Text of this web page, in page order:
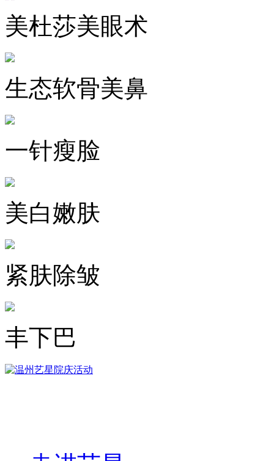
美杜莎美眼术
生态软骨美鼻
一针瘦脸
美白嫩肤
紧肤除皱
丰下巴